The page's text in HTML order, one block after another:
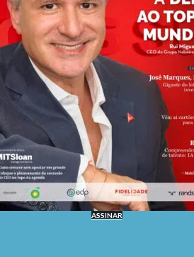
ASSINAR